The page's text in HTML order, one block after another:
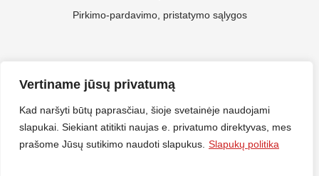
Vertiname jūsų privatumą
Kad naršyti būtų paprasčiau, šioje svetainėje naudojami
slapukai. Siekiant atitikti naujas e. privatumo direktyvas, mes
prašome Jūsų sutikimo naudoti slapukus. Slapukų politika
Pirkimo-pardavimo, pristatymo sąlygos
Kontaktai
Rekvizitai
ES Parama